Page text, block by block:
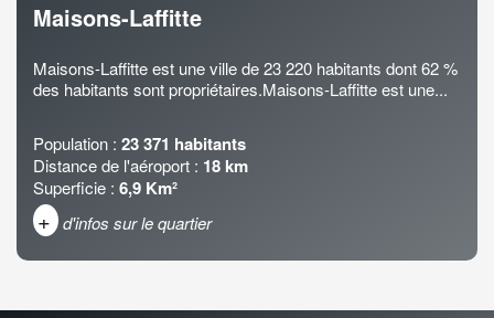
Maisons-Laffitte
Maisons-Laffitte est une ville de 23 220 habitants dont 62 %
des habitants sont propriétaires.Maisons-Laffitte est une...
Population : 23 371 habitants
Distance de l'aéroport : 18 km
Superficie : 6,9 Km²
+ d'infos sur le quartier